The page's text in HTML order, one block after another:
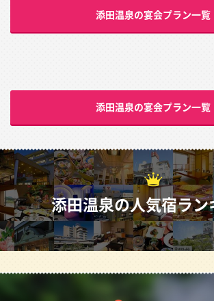
添田温泉の宴会プラン一覧
添田温泉の宴会プラン一覧
添田温泉の人気宿ラン